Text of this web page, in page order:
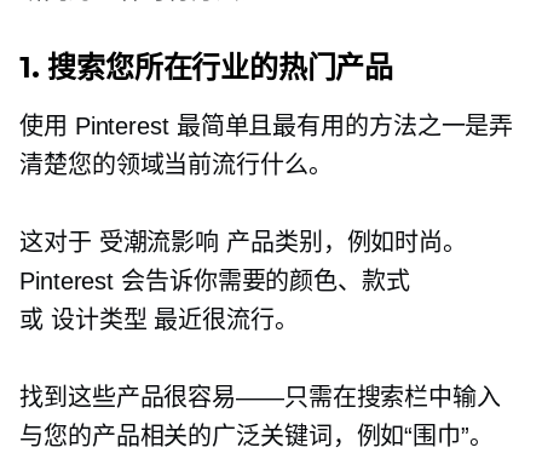
1. 搜索您所在行业的热门产品
使用 Pinterest 最简单且最有用的方法之一是弄
清楚您的领域当前流行什么。
这对于 受潮流影响 产品类别，例如时尚。
Pinterest 会告诉你需要的颜色、款式
或 设计类型 最近很流行。
找到这些产品很容易——只需在搜索栏中输入
与您的产品相关的广泛关键词，例如“围巾”。